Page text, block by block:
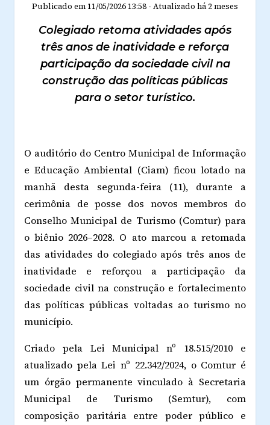
Publicado em 11/05/2026 13:58 - Atualizado há 2 meses
Colegiado retoma atividades após
três anos de inatividade e reforça
participação da sociedade civil na
construção das políticas públicas
para o setor turístico.
O auditório do Centro Municipal de Informação
e Educação Ambiental (Ciam) ficou lotado na
manhã desta segunda-feira (11), durante a
cerimônia de posse dos novos membros do
Conselho Municipal de Turismo (Comtur) para
o biênio 2026–2028. O ato marcou a retomada
das atividades do colegiado após três anos de
inatividade e reforçou a participação da
sociedade civil na construção e fortalecimento
das políticas públicas voltadas ao turismo no
município.
Criado pela Lei Municipal nº 18.515/2010 e
atualizado pela Lei nº 22.342/2024, o Comtur é
um órgão permanente vinculado à Secretaria
Municipal de Turismo (Semtur), com
composição paritária entre poder público e